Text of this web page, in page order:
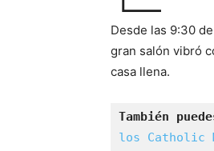
Desde las 9:30
gran salón vibró
casa llena.
También
los Catholic